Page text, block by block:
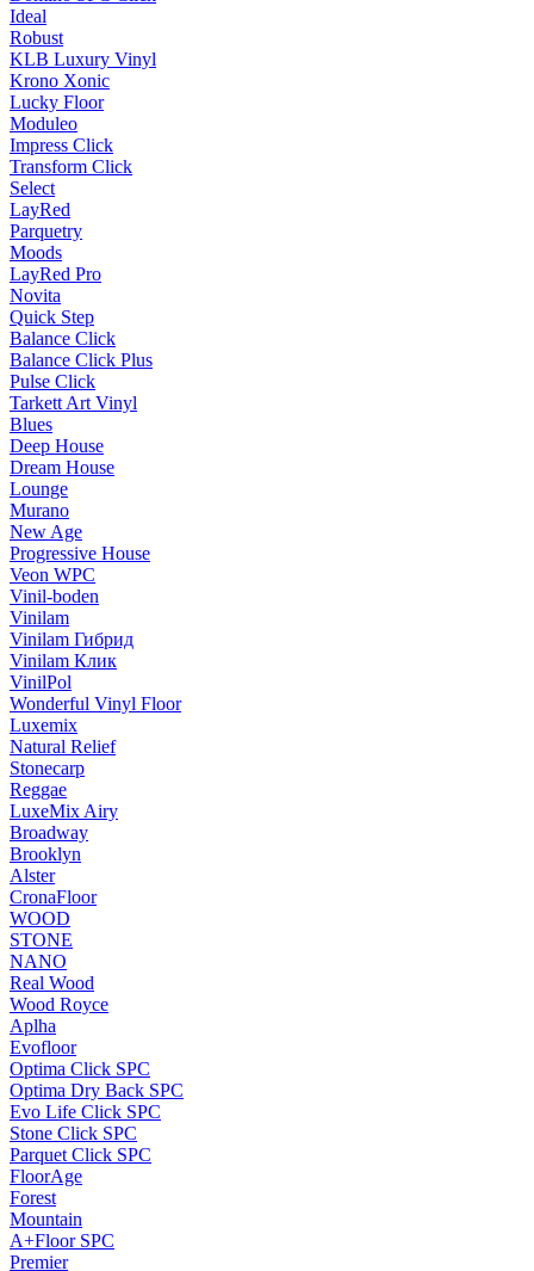
Ideal
Robust
KLB Luxury Vinyl
Krono Xonic
Lucky Floor
Moduleo
Impress Click
Transform Click
Select
LayRed
Parquetry
Moods
LayRed Pro
Novita
Quick Step
Balance Click
Balance Click Plus
Pulse Click
Tarkett Art Vinyl
Blues
Deep House
Dream House
Lounge
Murano
New Age
Progressive House
Veon WPC
Vinil-boden
Vinilam
Vinilam Гибрид
Vinilam Клик
VinilPol
Wonderful Vinyl Floor
Luxemix
Natural Relief
Stonecarp
Reggae
LuxeMix Airy
Broadway
Brooklyn
Alster
CronaFloor
WOOD
STONE
NANO
Real Wood
Wood Royce
Aplha
Evofloor
Optima Click SPC
Optima Dry Back SPC
Evo Life Click SPC
Stone Click SPC
Parquet Click SPC
FloorAge
Forest
Mountain
A+Floor SPC
Premier